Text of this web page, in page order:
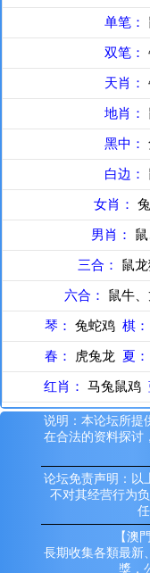
单笔：
双笔：
天肖：
地肖：
黑中：
白边：
女肖：
男肖：
三合： 鼠
六合： 鼠牛
琴： 兔蛇鸡 棋：
春：
虎兔龙 夏：
红肖： 马兔鼠鸡
说明：本论坛所提
在合法的资料探讨
论坛免责声明：以
不对其经营行为
【澳
長期收集各類最新
獎，